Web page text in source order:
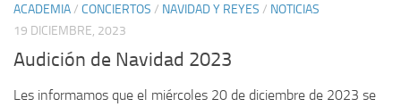
ACADEMIA/ CONCIERTOS / NAVIDAD Y REYES / NOTICIAS
19 DICIEMBRE, 2023
Audición de Navidad 2023
Les informamos que el miércoles 20 de diciembre de 2023 se